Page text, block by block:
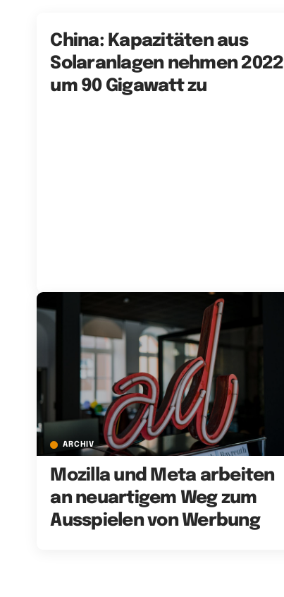
China: Kapazitäten aus
Solaranlagen nehmen 2022
um 90 Gigawatt zu
ARCHIV
Mozilla und Meta arbeiten
an neuartigem Weg zum
Ausspielen von Werbung